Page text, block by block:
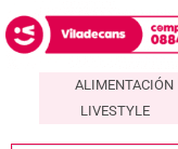
ALIMENTACIÓN
LIVESTYLE